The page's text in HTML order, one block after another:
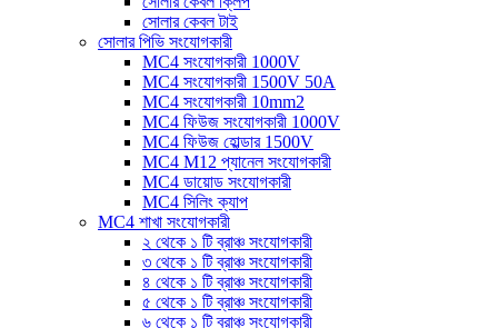
সোলার কেবল টাই
সোলার পিভি সংযোগকারী
MC4 সংযোগকারী 1000V
MC4 সংযোগকারী 1500V 50A
MC4 সংযোগকারী 10mm2
MC4 ফিউজ সংযোগকারী 1000V
MC4 ফিউজ হোল্ডার 1500V
MC4 M12 প্যানেল সংযোগকারী
MC4 ডায়োড সংযোগকারী
MC4 সিলিং ক্যাপ
MC4 শাখা সংযোগকারী
২ থেকে ১ টি ব্রাঞ্চ সংযোগকারী
৩ থেকে ১ টি ব্রাঞ্চ সংযোগকারী
৪ থেকে ১ টি ব্রাঞ্চ সংযোগকারী
৫ থেকে ১ টি ব্রাঞ্চ সংযোগকারী
৬ থেকে ১ টি ব্রাঞ্চ সংযোগকারী